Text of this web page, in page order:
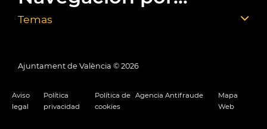
Temas
Ajuntament de València © 2026
Aviso
legal
Política
privacidad
Política de
cookies
Agencia Antifraude
Mapa
Web